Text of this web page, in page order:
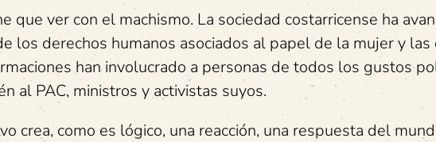
que ver con el machismo. La sociedad costarricense ha
los derechos humanos asociados al papel de la mujer y las
han involucrado a personas de todos los gustos
al PAC, ministros y activistas suyos.
crea, como es lógico, una reacción, una respuesta del